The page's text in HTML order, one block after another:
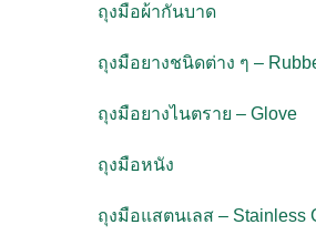
ถุงมือผ้ากันบาด
ถุงมือยางชนิดต่าง ๆ –
ถุงมือยางไนตราย – Glove
ถุงมือหนัง
ถุงมือแสตนเลส – Stainless